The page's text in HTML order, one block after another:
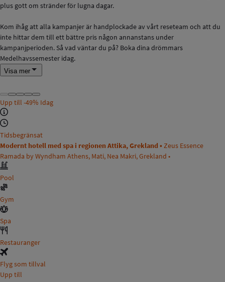
plus gott om stränder för lugna dagar.
Kom ihåg att alla kampanjer är handplockade av vårt reseteam och att du
inte hittar dem till ett bättre pris någon annanstans under
kampanjperioden. Så vad väntar du på? Boka dina drömmars
Medelhavssemester idag.
Visa mer
Upp till -49% Idag
Tidsbegränsat
Modernt hotell med spa i regionen Attika, Grekland • Zeus Essence
Ramada by Wyndham Athens, Mati, Nea Makri, Grekland •
Pool
Gym
Spa
Restauranger
Flyg som tillval
Upp till